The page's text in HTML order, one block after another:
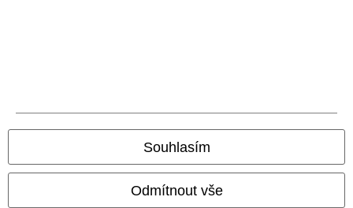
Souhlasím
Odmítnout vše
Ochrana osobních údajů
Likvidace odpadu a ochrana životního prostředí